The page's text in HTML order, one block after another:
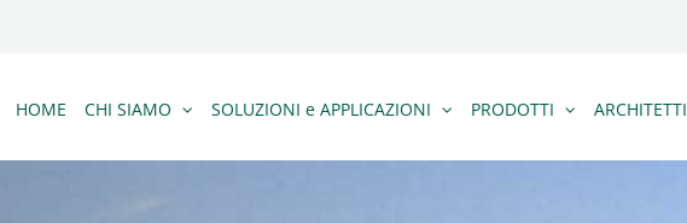
HOME CHI SIAMO SOLUZIONI e APPLICAZIONI PRODOTTI ARCHITETTI